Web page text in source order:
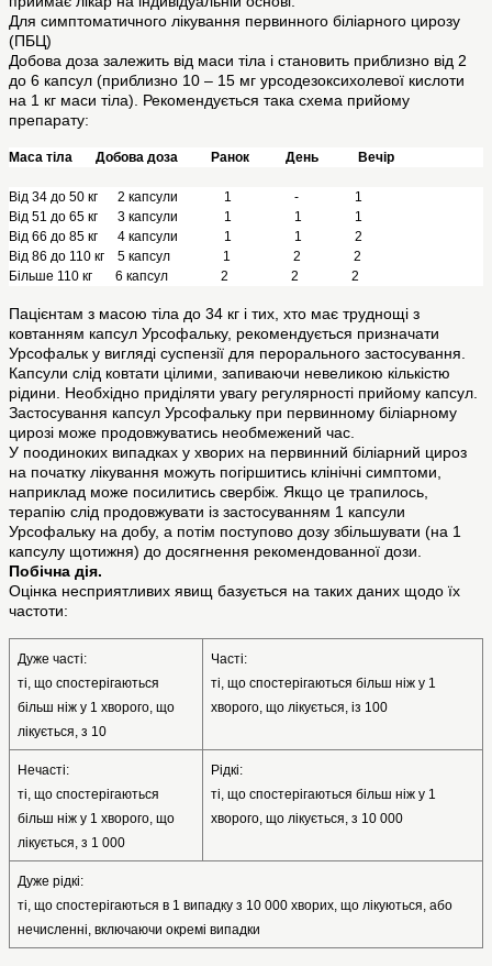
Для симптоматичного лікування первинного біліарного цирозу
(ПБЦ)
Добова доза залежить від маси тіла і становить приблизно від 2
до 6 капсул (приблизно 10 – 15 мг урсодезоксихолевої кислоти
на 1 кг маси тіла). Рекомендується така схема прийому
препарату:
Маса тіла Добова доза Ранок День Вечір
Від 34 до 50 кг 2 капсули 1 - 1
Від 51 до 65 кг 3 капсули 1 1 1
Від 66 до 85 кг 4 капсули 1 1 2
Від 86 до 110 кг 5 капсул 1 2 2
Більше 110 кг 6 капсул 2 2 2
Пацієнтам з масою тіла до 34 кг і тих, хто має труднощі з
ковтанням капсул Урсофальку, рекомендується призначати
Урсофальк у вигляді суспензії для перорального застосування.
Капсули слід ковтати цілими, запиваючи невеликою кількістю
рідини. Необхідно приділяти увагу регулярності прийому капсул.
Застосування капсул Урсофальку при первинному біліарному
цирозі може продовжуватись необмежений час.
У поодиноких випадках у хворих на первинний біліарний цироз
на початку лікування можуть погіршитись клінічні симптоми,
наприклад може посилитись свербіж. Якщо це трапилось,
терапію слід продовжувати із застосуванням 1 капсули
Урсофальку на добу, а потім поступово дозу збільшувати (на 1
капсулу щотижня) до досягнення рекомендованної дози.
Побічна дія.
Оцінка несприятливих явищ базується на таких даних щодо їх
частоти:
Дуже часті:
ті, що спостерігаються
більш ніж у 1 хворого, що
лікується, з 10
Часті:
ті, що спостерігаються більш ніж у 1
хворого, що лікується, із 100
Нечасті:
ті, що спостерігаються
більш ніж у 1 хворого, що
лікується, з 1 000
Рідкі:
ті, що спостерігаються більш ніж у 1
хворого, що лікується, з 10 000
Дуже рідкі:
ті, що спостерігаються в 1 випадку з 10 000 хворих, що лікуються, або
нечисленні, включаючи окремі випадки